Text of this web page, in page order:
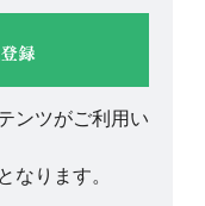
ンツがご利用い
なります。